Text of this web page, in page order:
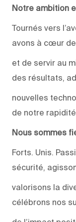
Notre ambition
Tournés vers
avons à cœur
et de servir au
des résultats,
nouvelles
de notre
Nous sommes
Forts. Unis.
sécurité,
valorisons la
célébrons nos